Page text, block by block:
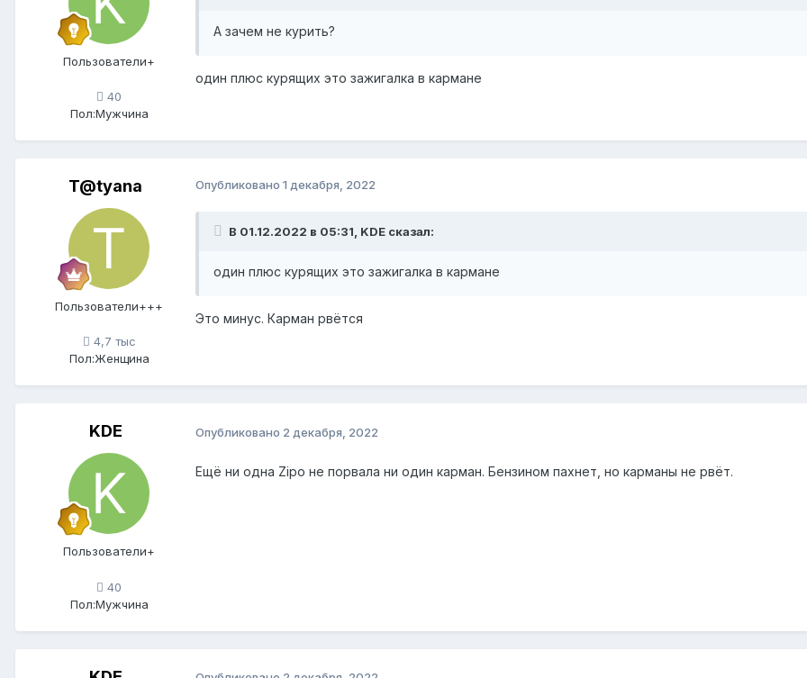
Пользователи+
40
Пол:Мужчина
А зачем не курить?
один плюс курящих это зажигалка в кармане
T@tyana
Пользователи+++
4,7 тыс
Пол:Женщина
Опубликовано 1 декабря, 2022
В 01.12.2022 в 05:31, KDE сказал:
один плюс курящих это зажигалка в кармане
Это минус. Карман рвётся
KDE
Пользователи+
40
Пол:Мужчина
Опубликовано 2 декабря, 2022
Ещё ни одна Zipo не порвала ни один карман. Бензином пахнет, но карманы не рвёт.